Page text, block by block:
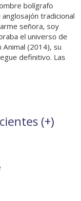
bolígrafo
tradicional
señora, soy
el universo de
(2014), su
definitivo. Las
(+)